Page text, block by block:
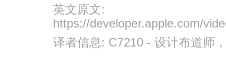
英文原文:
https://developer.apple.com/
译者信息: C7210 - 设计布道师